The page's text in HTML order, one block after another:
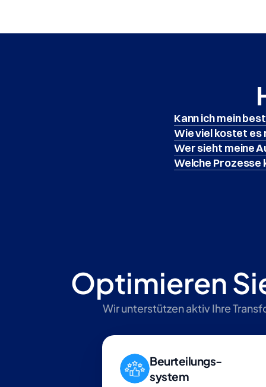
Optimieren
Wir unterstützen aktiv Ihre
Beurteilungs-
system
Kann ich mein
Wie viel kostet
Wer sieht meine
Welche Prozesse